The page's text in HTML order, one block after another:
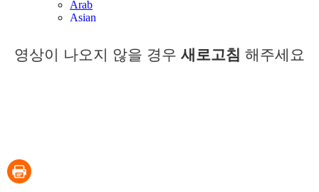
영상이 나오지 않을 경우 새로고침 해주세요